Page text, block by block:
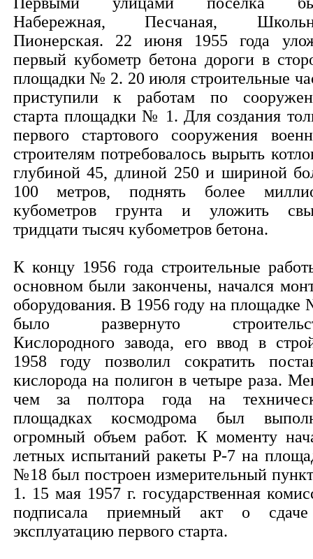
Набережная, Песчаная,
Пионерская. 22 июня 1955 года
первый кубометр бетона дороги в
площадки № 2. 20 июля строительные
приступили к работам по
старта площадки № 1. Для создания
первого стартового сооружения
строителям потребовалось вырыть
глубиной 45, длиной 250 и шириной
100 метров, поднять более
кубометров грунта и уложить
тридцати тысяч кубометров бетона.
К концу 1956 года строительные
основном были закончены, начался
оборудования. В 1956 году на площадке
было развернуто
Кислородного завода, его ввод в
1958 году позволил сократить
кислорода на полигон в четыре раза.
чем за полтора года на
площадках космодрома был
огромный объем работ. К моменту
летных испытаний ракеты Р-7 на
№18 был построен измерительный
1. 15 мая 1957 г. государственная
подписала приемный акт о
эксплуатацию первого старта.